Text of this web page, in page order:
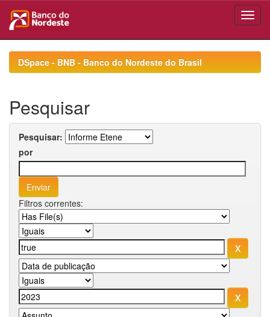
navigationDSpace - BNB - Banco do Nordeste do Brasil
Pesquisar
Pesquisar:
por
Filtros correntes: